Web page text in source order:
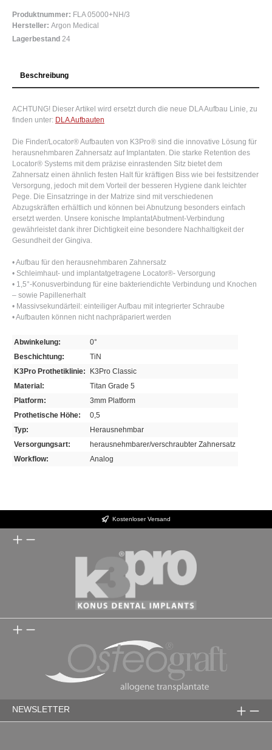
Produktnummer: FLA 05000+NH/3
Hersteller: Argon Medical
Lagerbestand 24
Beschreibung
ACHTUNG! Dieser Artikel wird ersetzt durch die neue DLA Aufbau Linie, zu
finden unter: DLA Aufbauten
Die Finder/Locator® Aufbauten von K3Pro® sind die innovative Lösung für
herausnehmbaren Zahnersatz auf Implantaten. Die starke Retention des
Locator® Systems mit dem präzise einrastenden Sitz bietet dem
Zahnersatz einen ähnlich festen Halt für kräftigen Biss wie bei festsitzender
Versorgung, jedoch mit dem Vorteil der besseren Hygiene dank leichter
Pege. Die Einsatzringe in der Matrize sind mit verschiedenen
Abzugskräften erhältlich und können bei Abnutzung besonders einfach
ersetzt werden. Unsere konische ImplantatAbutment-Verbindung
gewährleistet dank ihrer Dichtigkeit eine besondere Nachhaltigkeit der
Gesundheit der Gingiva.
• Aufbau für den herausnehmbaren Zahnersatz
• Schleimhaut- und implantatgetragene Locator®- Versorgung
• 1,5°-Konusverbindung für eine bakteriendichte Verbindung und Knochen
– sowie Papillenerhalt
• Massivsekundärteil: einteiliger Aufbau mit integrierter Schraube
• Aufbauten können nicht nachpräpariert werden
Abwinkelung:
0°
Beschichtung:
TiN
K3Pro Prothetiklinie:
K3Pro Classic
Material:
Titan Grade 5
Platform:
3mm Platform
Prothetische Höhe:
0,5
Typ:
Herausnehmbar
Versorgungsart:
herausnehmbarer/verschraubter Zahnersatz
Workflow:
Analog
Kostenloser Versand
NEWSLETTER